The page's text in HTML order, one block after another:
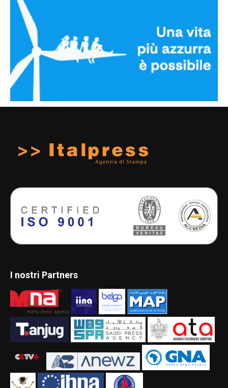
I nostri Partners